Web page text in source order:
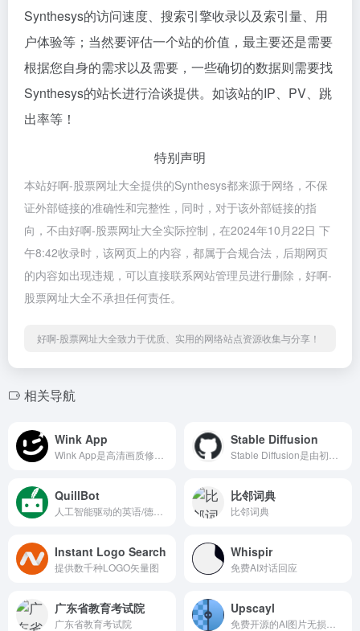
Synthesys的访问速度、搜索引擎收录以及索引量、用
户体验等；当然要评估一个站的价值，最主要还是需要
根据您自身的需求以及需要，一些确切的数据则需要找
Synthesys的站长进行洽谈提供。如该站的IP、PV、跳
出率等！
特别声明
本站好啊-股票网址大全提供的Synthesys都来源于网络，不保
证外部链接的准确性和完整性，同时，对于该外部链接的指
向，不由好啊-股票网址大全实际控制，在2024年10月22日 下
午8:42收录时，该网页上的内容，都属于合规合法，后期网页
的内容如出现违规，可以直接联系网站管理员进行删除，好啊-
股票网址大全不承担任何责任。
好啊-股票网址大全致力于优质、实用的网络站点资源收集与分享！
相关导航
Wink App Stable Diffusion
QuillBot 比邻词典
比邻词典
Instant Logo Search
提供数千种LOGO矢量图
Whispir
免费AI对话回应
广东省教育考试院
广东省教育考试院
Upscayl